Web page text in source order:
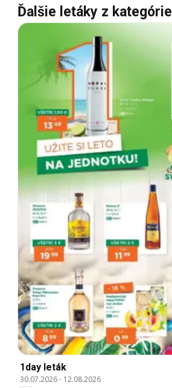
Ďalšie letáky z kategórie
1day leták
30.07.2026- 12.08.2026